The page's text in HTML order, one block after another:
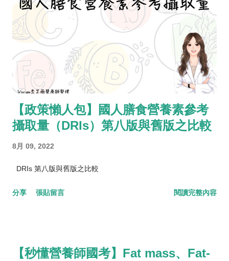
【政策懶人包】國人膳食營養素參考
攝取量（DRIs）第八版與舊版之比較
8月 09, 2022
DRIs 第八版與舊版之比較
分享 張貼留言 閱讀完整內容
【秒懂營養師國考】Fat mass、Fat-